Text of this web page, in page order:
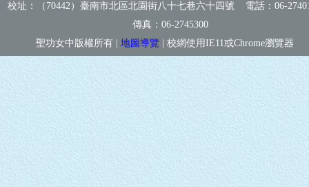
校址：（70442）臺南市北區北園街八十七巷六十四號 電話：06-
傳真： 06-2745300
聖功女中版權所有 | 地圖導覽 | 校網使用IE11或Chrome瀏覽器